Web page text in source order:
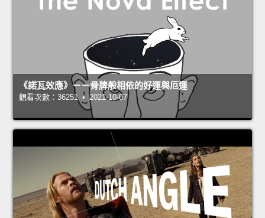
《諾瓦效應》－－骨牌般相依的好運與厄運
觀看次數：36251 • 2021-10-07